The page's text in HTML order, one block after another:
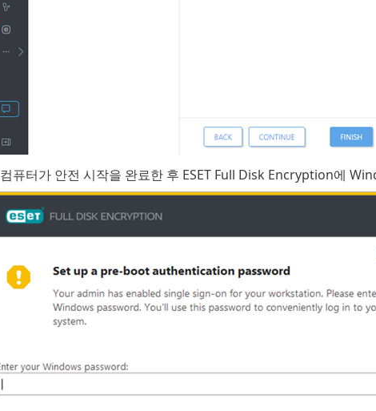
컴퓨터가 안전 시작을 완료한 후 ESET Full Disk Encryption에